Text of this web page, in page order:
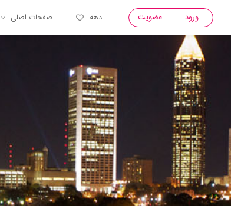
ورود عضویت دهه صفحات اصلی